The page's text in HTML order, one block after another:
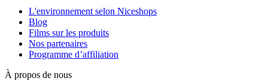
L'environnement selon Niceshops
Blog
Films sur les produits
Nos partenaires
Programme d’affiliation
À propos de nous